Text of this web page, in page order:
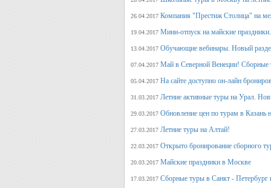
26.04.2017 Компания "Престиж Столица" на
19.04.2017 Мини-отпуск на майские
13.04.2017 Обучающие вебинары. Новый
07.04.2017 Май в Северной Венеции! Сборные
05.04.2017 На сайте доступно он-лайн
31.03.2017 Летние активные туры на Урал.
29.03.2017 Обновление цен по турам в Казань
27.03.2017 Летние туры на Алтай!
22.03.2017 Открыто бронирование сборного
20.03.2017 Майские праздники в Москве
17.03.2017 Сборные туры в Санкт - Петербург